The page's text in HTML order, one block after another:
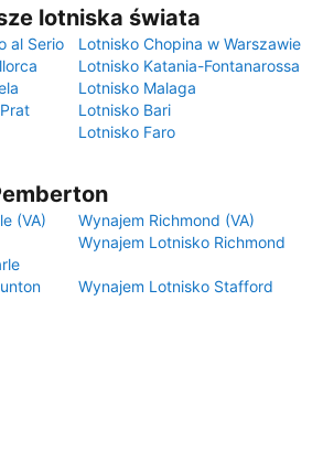
lotniska świata
al Serio
Lotnisko Chopina w Warszawie
Lotnisko Katania-Fontanarossa
Lotnisko Malaga
Lotnisko Bari
Lotnisko Faro
(VA)
Wynajem Richmond (VA)
Wynajem Lotnisko Richmond
Wynajem Lotnisko Stafford